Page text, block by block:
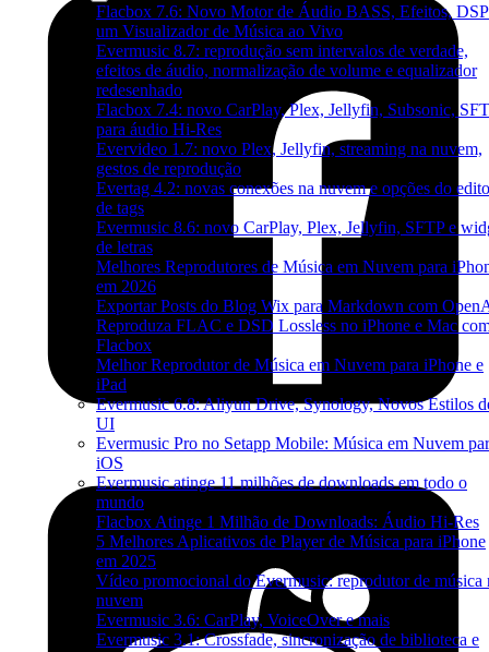
Flacbox 7.6: Novo Motor de Áudio BASS, Efeitos,
um Visualizador de Música ao Vivo
Evermusic 8.7: reprodução sem intervalos de verdade,
efeitos de áudio, normalização de volume e equalizador
redesenhado
Flacbox 7.4: novo CarPlay, Plex, Jellyfin, Subsonic,
para áudio Hi-Res
Evervideo 1.7: novo Plex, Jellyfin, streaming na nuvem,
gestos de reprodução
Evertag 4.2: novas conexões na nuvem e opções do
de tags
Evermusic 8.6: novo CarPlay, Plex, Jellyfin, SFTP e
de letras
Melhores Reprodutores de Música em Nuvem para
em 2026
Exportar Posts do Blog Wix para Markdown com
Reproduza FLAC e DSD Lossless no iPhone e Mac
Flacbox
Melhor Reprodutor de Música em Nuvem para iPhone e
iPad
Evermusic 6.8: Aliyun Drive, Synology, Novos Estilos
UI
Evermusic Pro no Setapp Mobile: Música em Nuvem
iOS
Evermusic atinge 11 milhões de downloads em todo o
mundo
Flacbox Atinge 1 Milhão de Downloads: Áudio Hi-Res
5 Melhores Aplicativos de Player de Música para iPhone
em 2025
Vídeo promocional do Evermusic: reprodutor de música
nuvem
Evermusic 3.6: CarPlay, VoiceOver e mais
Evermusic 3.1: Crossfade, sincronização de biblioteca e